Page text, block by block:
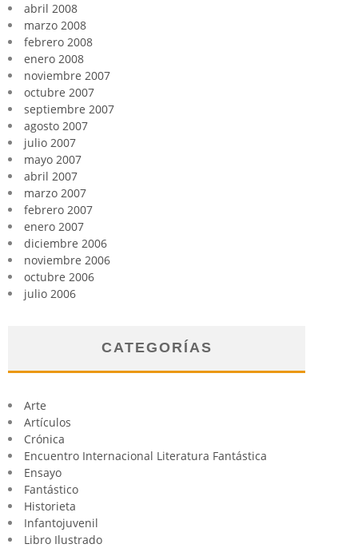
abril 2008
marzo 2008
febrero 2008
enero 2008
noviembre 2007
octubre 2007
septiembre 2007
agosto 2007
julio 2007
mayo 2007
abril 2007
marzo 2007
febrero 2007
enero 2007
diciembre 2006
noviembre 2006
octubre 2006
julio 2006
CATEGORÍAS
Arte
Artículos
Crónica
Encuentro Internacional Literatura Fantástica
Ensayo
Fantástico
Historieta
Infantojuvenil
Libro Ilustrado